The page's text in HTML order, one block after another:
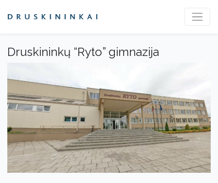
Druskininkų “Ryto” gimnazija